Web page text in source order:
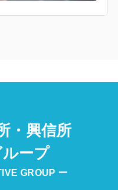
・興信所
ープ
GROUP ー